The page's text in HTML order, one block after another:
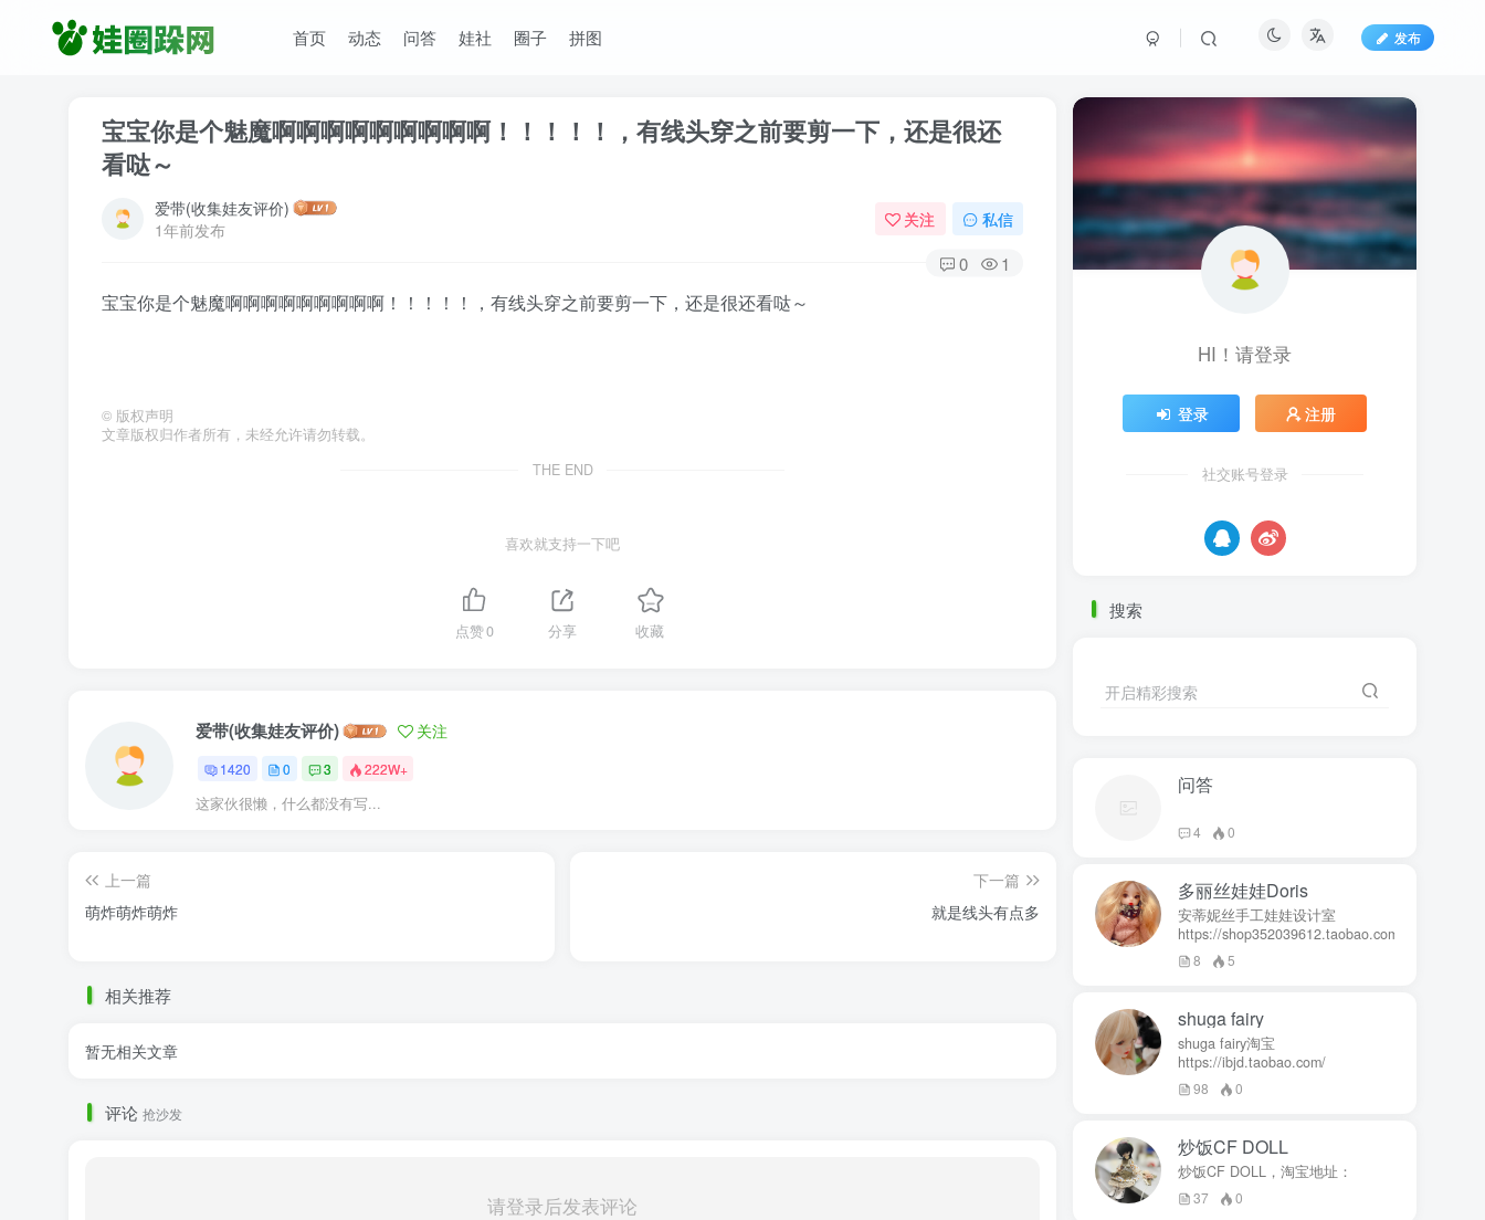
首页 动态 问答 娃社 圈子 拼图 发布
宝宝你是个魅魔啊啊啊啊啊啊啊啊啊！！！！！，有线头穿之前要剪一下，还是很还
看哒～
爱带(收集娃友评价)
1年前发布
关注 私信
0 1
宝宝你是个魅魔啊啊啊啊啊啊啊啊啊！！！！！，有线头穿之前要剪一下，还是很还看哒～
© 版权声明
文章版权归作者所有，未经允许请勿转载。
THE END
喜欢就支持一下吧
点赞0 分享 收藏
爱带(收集娃友评价) 关注
1420 0 3 222W+
这家伙很懒，什么都没有写...
上一篇
萌炸萌炸萌炸
下一篇
就是线头有点多
相关推荐
暂无相关文章
评论 抢沙发
请登录后发表评论
HI！请登录
登录 注册
社交账号登录
搜索
开启精彩搜索
问答
4 0
多丽丝娃娃Doris
安蒂妮丝手工娃娃设计室
https://shop352039612.taobao.com
8 5
shuga fairy
shuga fairy淘宝
https://ibjd.taobao.com/
98 0
炒饭CF DOLL
炒饭CF DOLL，淘宝地址：
37 0